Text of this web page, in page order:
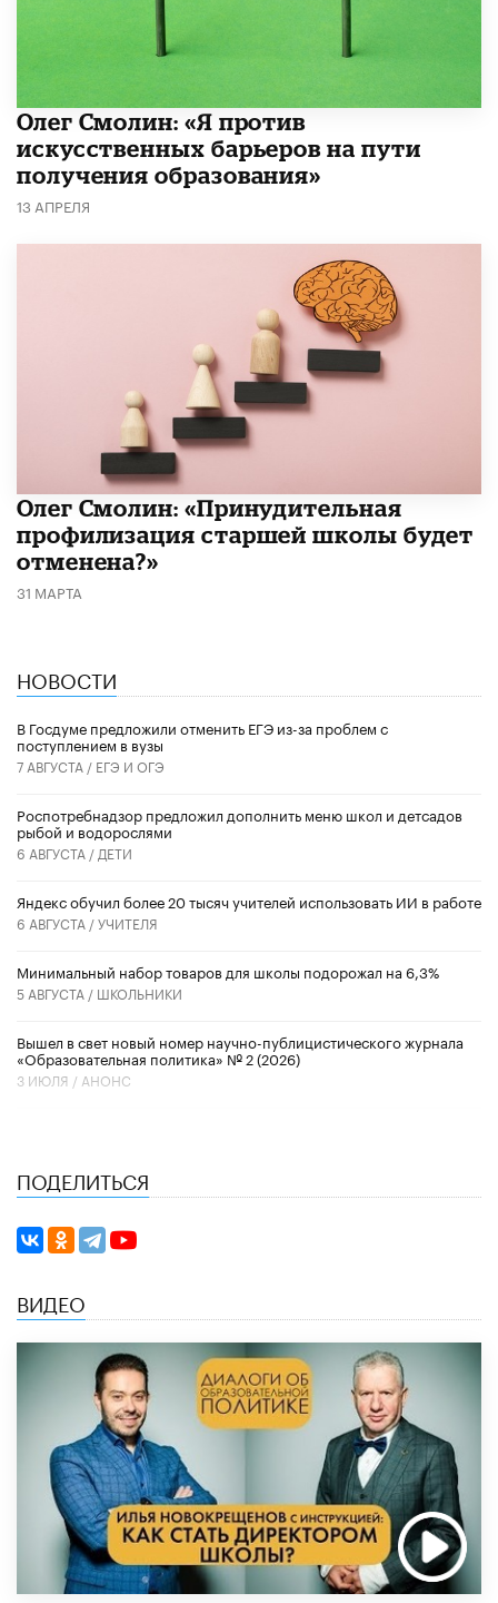
Олег Смолин: «Я против
искусственных барьеров на пути
получения образования»
13 АПРЕЛЯ
​Олег Смолин: «Принудительная
профилизация старшей школы будет
отменена?»
31 МАРТА
НОВОСТИ
В Госдуме предложили отменить ЕГЭ из-за проблем с
поступлением в вузы
7 АВГУСТА / ЕГЭ И ОГЭ
Роспотребнадзор предложил дополнить меню школ и детсадов
рыбой и водорослями
6 АВГУСТА / ДЕТИ
​Яндекс обучил более 20 тысяч учителей использовать ИИ в работе
6 АВГУСТА /УЧИТЕЛЯ
Минимальный набор товаров для школы подорожал на 6,3%
5 АВГУСТА / ШКОЛЬНИКИ
Вышел в свет новый номер научно-публицистического журнала
«Образовательная политика» № 2 (2026)
3 ИЮЛЯ / АНОНС
ПОДЕЛИТЬСЯ
ВИДЕО